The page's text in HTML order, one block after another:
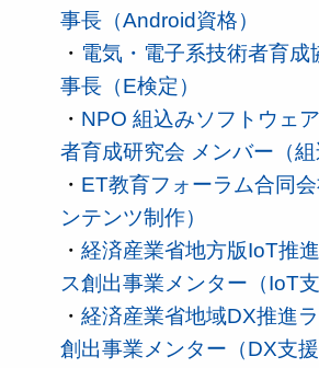
事長（Android資格）
・ 電気・電子系技術者育成
事長（E検定）
・ NPO 組込みソフトウェ
者育成研究会 メンバー（組
・ ET教育フォーラム合同
ンテンツ制作）
・ 経済産業省地方版IoT推
ス創出事業メンター（IoT支
・ 経済産業省地域DX推進
創出事業メンター（DX支援